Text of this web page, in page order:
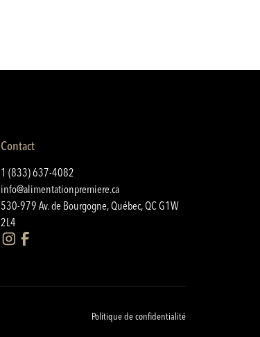
Contact
1 (833) 637-4082
info@alimentationpremiere.ca
530-979 Av. de Bourgogne, Québec, QC G1W
2L4
Politique de confidentialité